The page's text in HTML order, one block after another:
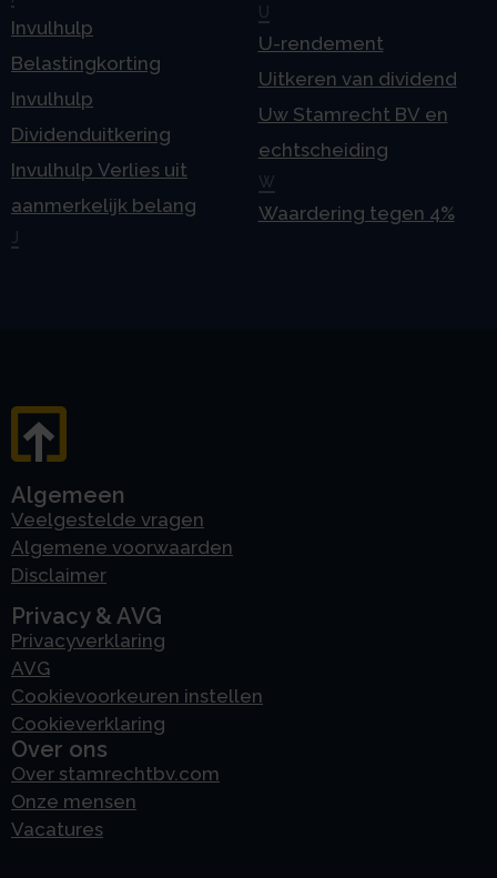
Invulhulp
Belastingkorting
Invulhulp
Dividenduitkering
Invulhulp Verlies uit
aanmerkelijk belang
U
U-rendement
Uitkeren van dividend
Uw Stamrecht BV en
echtscheiding
W
Waardering tegen 4%
Algemeen
Veelgestelde vragen
Algemene voorwaarden
Disclaimer
Privacy & AVG
Privacyverklaring
AVG
Cookievoorkeuren instellen
Cookieverklaring
Over ons
Over stamrechtbv.com
Onze mensen
Vacatures